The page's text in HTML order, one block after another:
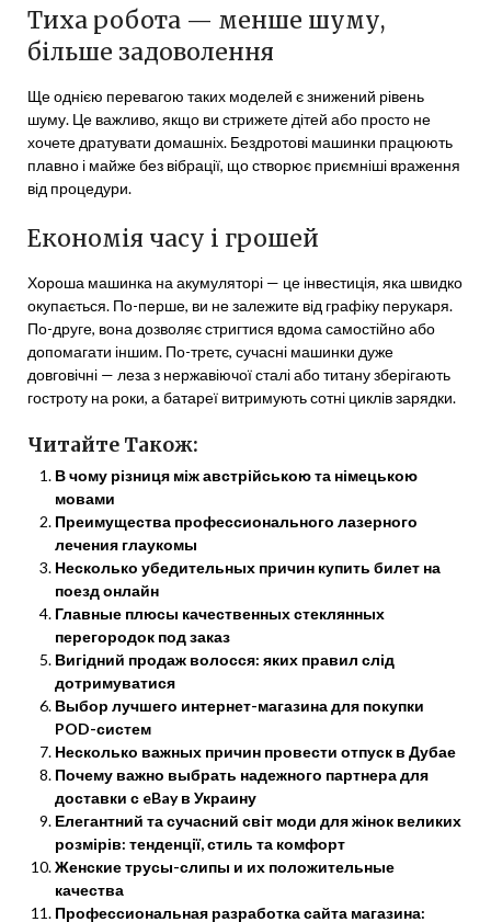
Тиха робота — менше шуму,
більше задоволення
Ще однією перевагою таких моделей є знижений рівень
шуму. Це важливо, якщо ви стрижете дітей або просто не
хочете дратувати домашніх. Бездротові машинки працюють
плавно і майже без вібрації, що створює приємніші враження
від процедури.
Економія часу і грошей
Хороша машинка на акумуляторі — це інвестиція, яка швидко
окупається. По-перше, ви не залежите від графіку перукаря.
По-друге, вона дозволяє стригтися вдома самостійно або
допомагати іншим. По-третє, сучасні машинки дуже
довговічні — леза з нержавіючої сталі або титану зберігають
гостроту на роки, а батареї витримують сотні циклів зарядки.
Читайте Також:
В чому різниця між австрійською та німецькою
мовами
Преимущества профессионального лазерного
лечения глаукомы
Несколько убедительных причин купить билет на
поезд онлайн
Главные плюсы качественных стеклянных
перегородок под заказ
Вигідний продаж волосся: яких правил слід
дотримуватися
Выбор лучшего интернет-магазина для покупки
POD-систем
Несколько важных причин провести отпуск в Дубае
Почему важно выбрать надежного партнера для
доставки с eBay в Украину
Елегантний та сучасний світ моди для жінок великих
розмірів: тенденції, стиль та комфорт
Женские трусы-слипы и их положительные
качества
Профессиональная разработка сайта магазина: